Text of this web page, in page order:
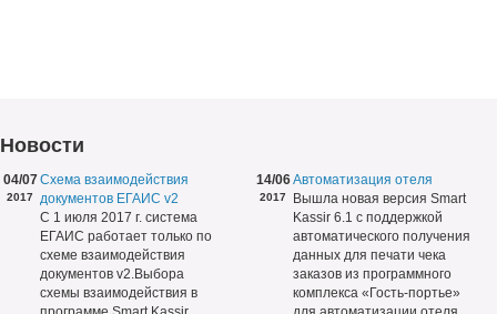
Новости
04/07
2017
Схема взаимодействия
документов ЕГАИС v2
С 1 июля 2017 г. система
ЕГАИС работает только по
схеме взаимодействия
документов v2.Выбора
схемы взаимодействия в
14/06
2017
Автоматизация отеля
Вышла новая версия Smart
Kassir 6.1 с поддержкой
автоматического получения
данных для печати чека
заказов из программного
комплекса «Гость-портье»